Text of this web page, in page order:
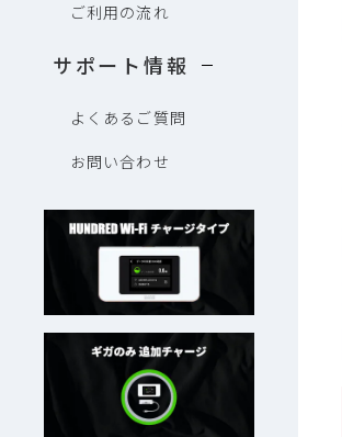
ご利用の流れ
サポート情報
よくあるご質問
お問い合わせ